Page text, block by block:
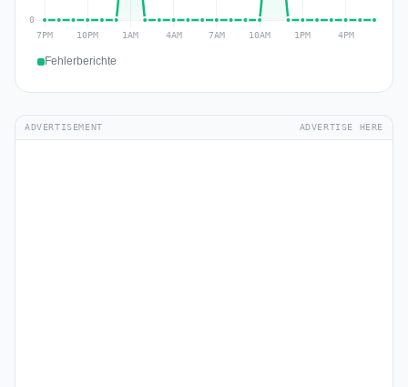
Fehlerberichte
ADVERTISEMENT ADVERTISE HERE